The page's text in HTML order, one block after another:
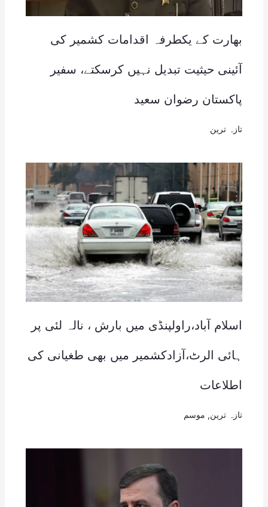
بھارت کے یکطرفہ اقدامات کشمیر کی
آئینی حیثیت تبدیل نہیں کرسکتے، سفیر
پاکستان رضوان سعید
تازہ ترین
اسلام آباد،راولپنڈی میں بارش ، نالہ لئی پر
ہائی الرٹ،آزادکشمیر میں بھی طغیانی کی
اطلاعات
تازہ ترین موسم